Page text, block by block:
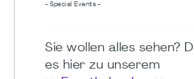
- Special Events -
Sie wollen alles sehen?
es hier zu unserem